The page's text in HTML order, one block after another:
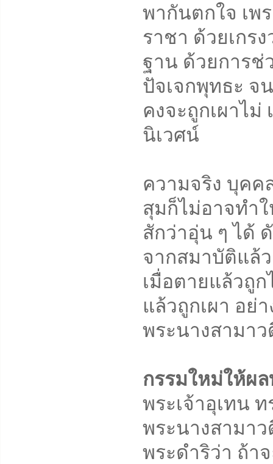
พากันตกใจ เพ
ราชา ด้วยเกร
ฐาน ด้วยการ
ปัจเจกพุทธะ จ
คงจะถูกเผาไ
นิเวศน์
ความจริง บุคค
สุมก็ไม่อาจทำ
สักว่าอุ่น ๆ ได้
จากสมาบัติแล้
เมื่อตายแล้วถู
แล้วถูกเผา อย่
พระนางสามา
กรรมใหม่ให้ผ
พระเจ้าอุเทน
พระนางสามา
พระดำริว่า ถ้า